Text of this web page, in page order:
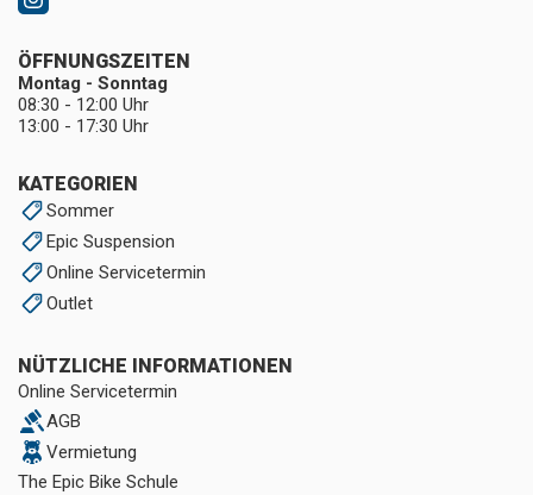
KATEGORIEN
Sommer
Epic Suspension
Online Servicetermin
Outlet
NÜTZLICHE INFORMATIONEN
Online Servicetermin
AGB
Vermietung
The Epic Bike Schule
ÖFFNUNGSZEITEN
Montag - Sonntag
08:30 - 12:00 Uhr
13:00 - 17:30 Uhr